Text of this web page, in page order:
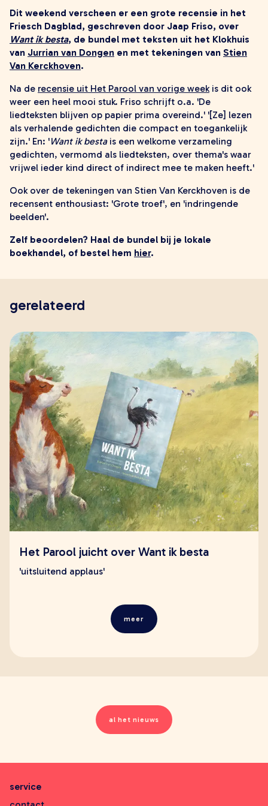
zoeken
Dit weekend verscheen er een grote recensie in het
Friesch Dagblad, geschreven door Jaap Friso, over
Want ik besta, de bundel met teksten uit het Klokhuis
van Jurrian van Dongen en met tekeningen van Stien
Van Kerckhoven.
Na de recensie uit Het Parool van vorige weekis dit ook
weer een heel mooi stuk. Friso schrijft o.a. 'De
liedteksten blijven op papier prima overeind.' '[Ze] lezen
als verhalende gedichten die compact en toegankelijk
zijn.' En: 'Want ik bestais een welkome verzameling
gedichten, vermomd als liedteksten, over thema's waar
vrijwel ieder kind direct of indirect mee te maken heeft.'
Ook over de tekeningen van Stien Van Kerckhoven is de
recensent enthousiast: 'Grote troef', en 'indringende
beelden'.
Zelf beoordelen? Haal de bundel bij je lokale
boekhandel, of bestel hem hier.
gerelateerd
Het Parool juicht over Want ik besta
'uitsluitend applaus'
meer
al het nieuws
service